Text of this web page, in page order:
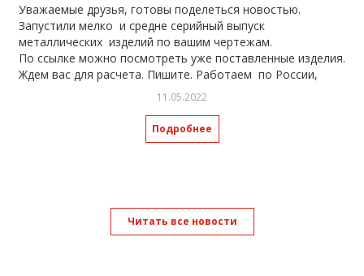
Уважаемые друзья, готовы поделеться новостью.
Запустили мелко и средне серийный выпуск
металлических изделий по вашим чертежам.
По ссылке можно посмотреть уже поставленные изделия.
Ждем вас для расчета. Пишите. Работаем по России,
отправка транспортными компаниями.
proektirovanie-metalloizdeliy/
11.05.2022
Подробнее
Читать все новости